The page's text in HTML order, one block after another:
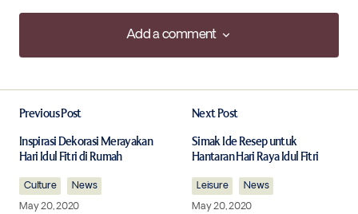
Add a comment
Add a comment
Required fields are marked*
Comment
Previous Post
Inspirasi Dekorasi Merayakan
Hari Idul Fitri di Rumah
Culture
News
May 20, 2020
Next Post
Simak Ide Resep untuk
Hantaran Hari Raya Idul Fitri
Leisure
News
May 20, 2020